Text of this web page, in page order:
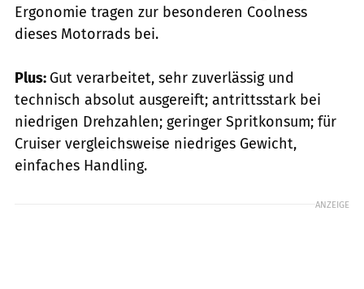
Ergonomie tragen zur besonderen Coolness
dieses Motorrads bei.
Plus: Gut verarbeitet, sehr zuverlässig und
technisch absolut ausgereift; antrittsstark bei
niedrigen Drehzahlen; geringer Spritkonsum; für
Cruiser vergleichsweise niedriges Gewicht,
einfaches Handling.
ANZEIGE